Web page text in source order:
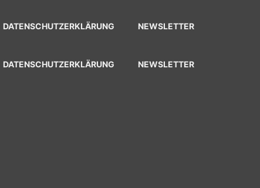
DATENSCHUTZERKLÄRUNG NEWSLETTER
DATENSCHUTZERKLÄRUNG NEWSLETTER